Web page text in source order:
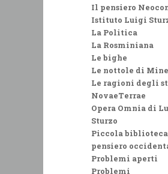
Il pensiero
Istituto Luigi
La Politica
La Rosminiana
Le bighe
Le nottole di
Le ragioni degli
NovaeTerrae
Opera Omnia di
Sturzo
Piccola
pensiero
Problemi aperti
Problemi